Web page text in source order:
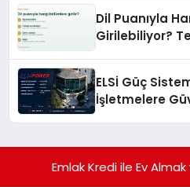
Dil Puanıyla
Girilebiliyor?
ELSİ Güç
İşletmelere
Emlak Kredi ile Ev